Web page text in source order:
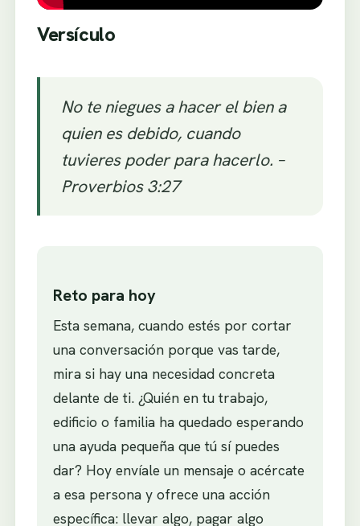
Versículo
No te niegues a hacer el bien a
quien es debido, cuando
tuvieres poder para hacerlo. –
Proverbios 3:27
Reto para hoy
Esta semana, cuando estés por cortar
una conversación porque vas tarde,
mira si hay una necesidad concreta
delante de ti. ¿Quién en tu trabajo,
edificio o familia ha quedado esperando
una ayuda pequeña que tú sí puedes
dar? Hoy envíale un mensaje o acércate
a esa persona y ofrece una acción
específica: llevar algo, pagar algo